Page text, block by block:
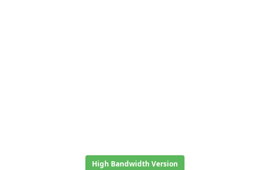
High Bandwidth Version